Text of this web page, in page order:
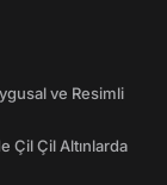
ve Resimli
Çil Çil Altınlarda